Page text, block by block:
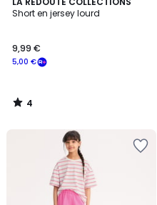
Short en jersey lourd
5,00 €
9,99 €
/
4
/